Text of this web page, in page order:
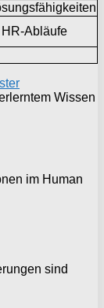
Abläufe
Wissen
im Human
sind